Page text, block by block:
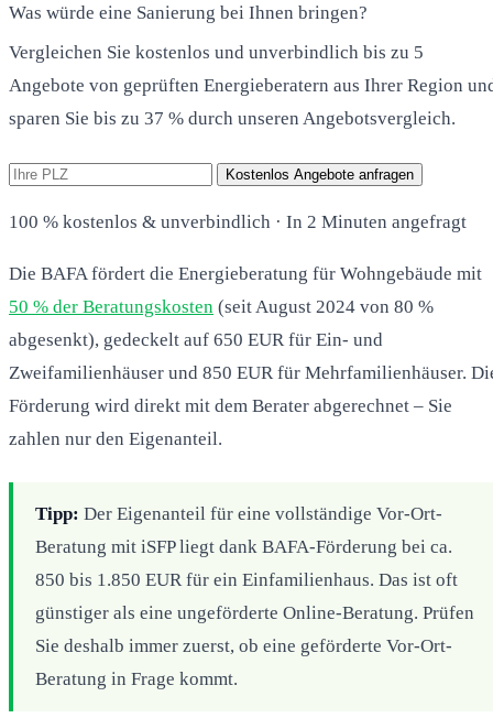
Was würde eine Sanierung bei Ihnen bringen?
Vergleichen Sie kostenlos und unverbindlich bis zu 5
Angebote von geprüften Energieberatern aus Ihrer Region
sparen Sie bis zu 37 % durch unseren Angebotsvergleich.
Kostenlos Angebote anfragen
100 % kostenlos & unverbindlich · In 2 Minuten angefragt
Die BAFA fördert die Energieberatung für Wohngebäude mit
50 % der Beratungskosten (seit August 2024 von 80 %
abgesenkt), gedeckelt auf 650 EUR für Ein- und
Zweifamilienhäuser und 850 EUR für Mehrfamilienhäuser.
Förderung wird direkt mit dem Berater abgerechnet – Sie
zahlen nur den Eigenanteil.
Tipp: Der Eigenanteil für eine vollständige Vor-Ort-
Beratung mit iSFP liegt dank BAFA-Förderung bei ca.
850 bis 1.850 EUR für ein Einfamilienhaus. Das ist oft
günstiger als eine ungeförderte Online-Beratung. Prüfen
Sie deshalb immer zuerst, ob eine geförderte Vor-Ort-
Beratung in Frage kommt.